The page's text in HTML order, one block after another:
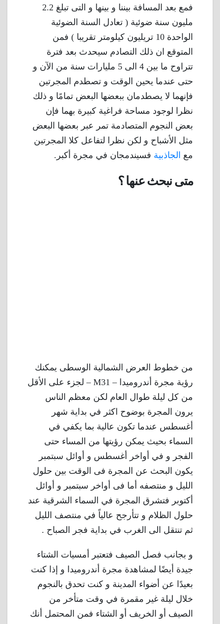
فمع بعد المسافة بيننا و بينها و التى تبلغ 2.2
مليون سنة ضوئية ( تعادل السنة الضوئية
الواحدة 10 تريليون كيلومتر تقريبا ) فمن
المتوقع ان ذلك التصادم سيحدث بعد فترة
تتراوح ما بين 4 الى 5 مليارات سنة من الآن و
حتى عندما يحين الوقت و تصطدم المجرتين
فإنهما لا يصطدمان ببعضها البعض تمامًا و ذلك
نظرا لوجود مساحة فراغية كبيرة بهما فإن
بعض النجوم المتصادمة تمر عبر بعضها البعض
مثل الأشباح و لكن نظرا لتفاعل كلا المجرتين
مع الجاذبية فسيندمجان في مجرة أكبر.
متى نبحث عنها ؟
من خطوط العرض الشمالية الوسطى يمكنك
رؤية مجرة أندروميدا – M31 – لجزء على الأقل
من كل ليلة طوال العام لكن معظم الناس
يرون المجرة بوضوح اكثر في بداية شهر
أغسطس عندما تكون عالية بما يكفي في
السماء بحيث يمكن رؤيتها من المساء حتى
الفجر و في أواخر أغسطس و أوائل سبتمبر
يكون البحث عن المجرة فى الوقت بين حلول
الليل و منتصفه أما فى أواخر سبتمبر و أوائل
أكتوبر فتشرق المجرة في السماء الشرقية عند
حلول الظلام و تتأرجح عالياً في منتصف الليل
ثم تنتقل الى الغرب في بداية فجر الصباح .
و بجانب فصل الصيف فتعتبر أمسيات الشتاء
جيدة أيضًا لمشاهدة مجرة ​​أندروميدا و إذا كنت
بعيدًا عن أضواء المدينة و كنت تحدق بالنجوم
خلال ليلة غير مقمرة في وقت متأخر من
الصيف أو الخريف أو الشتاء فمن المحتمل أنك